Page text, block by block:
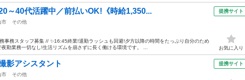
～40代活躍中／前払いOK!《時給1,350...
市 その他
事務スタッフ募集 // ✨16:45終業!退勤ラッシュも回避!夕方以降の時間をたっぷり自分のため
勤業務一切なし!生活リズムを崩さずに長く働ける環境です。 ...
提携サイト
お気に入り
影アシスタント
市
その他
提携サイト